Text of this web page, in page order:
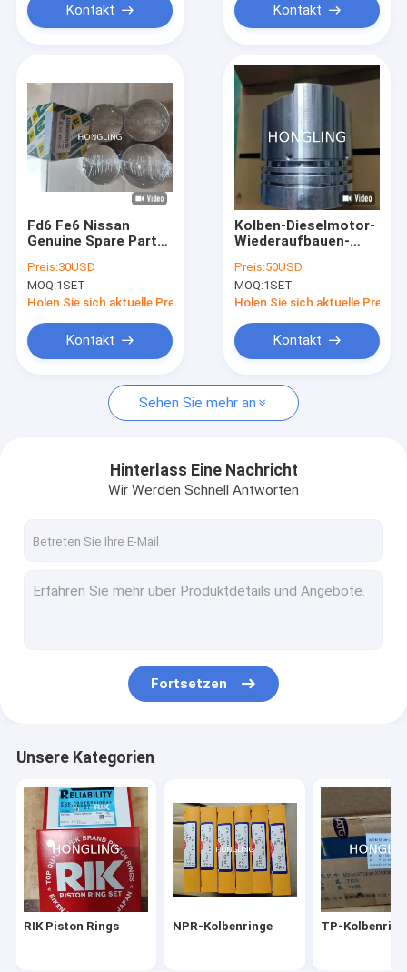
Über uns
Fabrik-Ausflug
Fordern Sie ein Zitat
NPR-Kolbenringe
Ndc-Motorträger
TAIHO-Motorträger
Nissan Genuine Spare Parts
Maschinenteile Mitsubishis Fuso
KOMATSU-Bagger Engine Parts
NOK-Öldichtungen
Fuji-Maschinen-Ventil
Kontakt Kontakt
Fd6 Fe6 Nissan
Genuine Spare Parts
Ndcsh-1135a trägt
Preis:30USD
MOQ:1SET
Holen Sie sich aktuelle Preis
Kontakt
Kolben-Dieselmotor-
Wiederaufbauen-
L2002 12010-T6202
der Maschinen-Sd25
Preis:50USD
MOQ:1SET
Holen Sie sich aktuelle Preis
Kontakt
Sehen Sie mehr an
Hinterlass Eine Nachricht
Wir Werden Schnell Antworten
Fortsetzen
Unsere Kategorien
RIK Piston Rings NPR-Kolbenringe TP-